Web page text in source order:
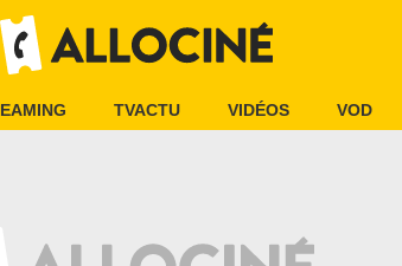
TVACTU VIDÉOS VOD